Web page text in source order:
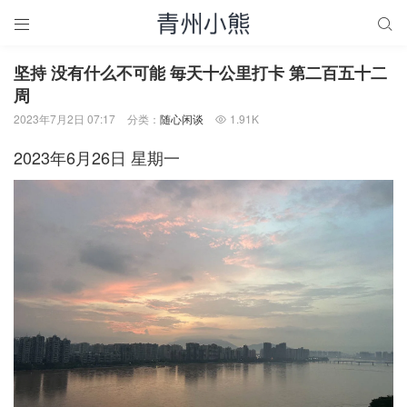
 
坚持 没有什么不可能 毎天十公里打卡 第二百五十二
周
2023年7月2日 07:17 分类： 随心闲谈  1.91K
2023年6月26日 星期一